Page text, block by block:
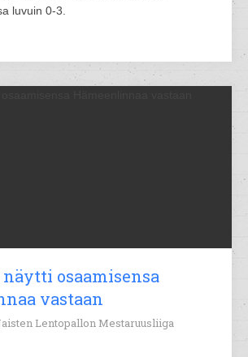
luvuin 0-3.
näytti osaamisensa
vastaan
Lentopallon Mestaruusliiga